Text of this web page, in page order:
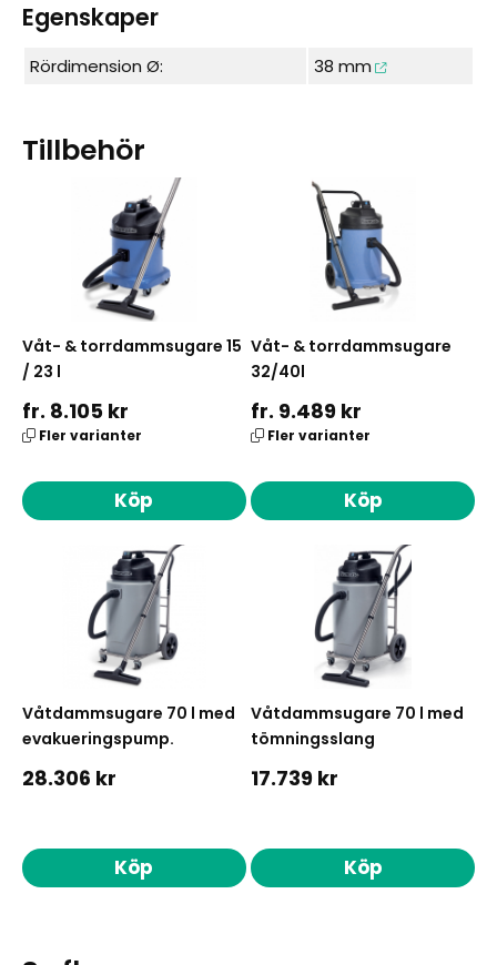
Egenskaper
Rördimension Ø: 38 mm
Tillbehör
Våt- & torrdammsugare 15
/ 23 l
fr. 8.105 kr
Fler varianter
Köp
Våt- & torrdammsugare
32/40l
fr. 9.489 kr
Fler varianter
Köp
Våtdammsugare 70 l med
evakueringspump.
28.306 kr
Köp
Våtdammsugare 70 l med
tömningsslang
17.739 kr
Köp